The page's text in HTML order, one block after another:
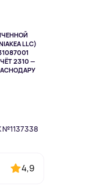
LLC)
2310 —
№1137338
4,9